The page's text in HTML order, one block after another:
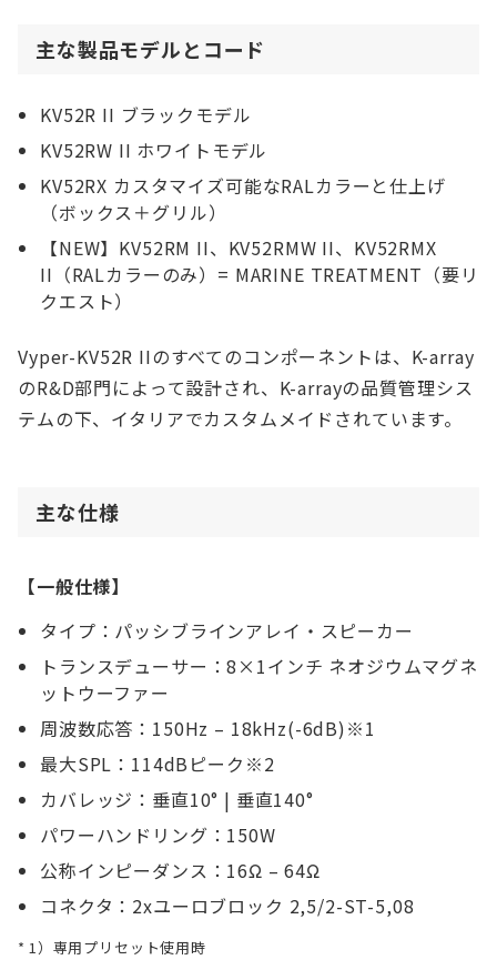
主な製品モデルとコード
KV52R II ブラックモデル
KV52RW II ホワイトモデル
KV52RX カスタマイズ可能なRALカラーと仕上げ
（ボックス＋グリル）
【NEW】KV52RM II、KV52RMW II、KV52RMX
II（RALカラーのみ）= MARINE TREATMENT（要リ
クエスト）
Vyper-KV52R IIのすべてのコンポーネントは、K-array
のR&D部門によって設計され、K-arrayの品質管理シス
テムの下、イタリアでカスタムメイドされています。
主な仕様
【一般仕様】
タイプ：パッシブラインアレイ・スピーカー
トランスデューサー：8×1インチ ネオジウムマグネ
ットウーファー
周波数応答：150Hz – 18kHz(-6dB)※1
最大SPL：114dBピーク※2
カバレッジ：垂直10° | 垂直140°
パワーハンドリング：150W
公称インピーダンス：16Ω – 64Ω
コネクタ：2xユーロブロック 2,5/2-ST-5,08
1）専用プリセット使用時